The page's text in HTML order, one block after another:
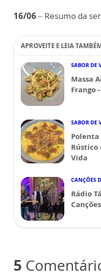
16/06– Resumo da
APROVEITE E LEIA
SABOR DE
Massa
Frango
SABOR DE
Polenta
Rústico
Vida
CANÇÕES
Rádio
5